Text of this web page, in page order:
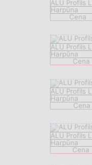
ALU Profils
Harpūna
Cena
ALU Profils
Harpūna
Cena
ALU Profils
Harpūna
Cena
ALU Profils
Harpūna
Cena